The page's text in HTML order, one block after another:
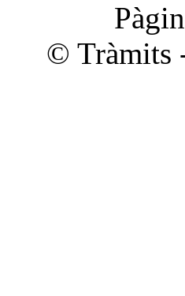
© Tràmits